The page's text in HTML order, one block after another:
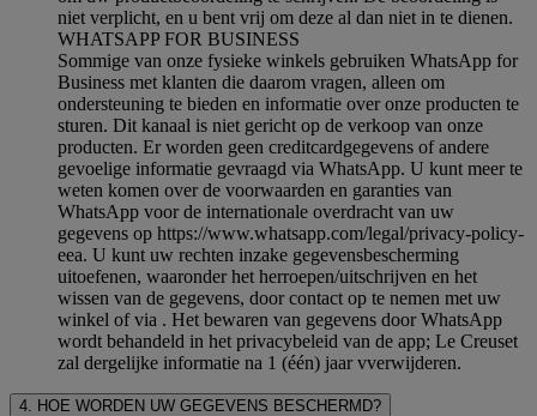
niet verplicht, en u bent vrij om deze al dan niet in te dienen.
WHATSAPP FOR BUSINESS
Sommige van onze fysieke winkels gebruiken WhatsApp for
Business met klanten die daarom vragen, alleen om
ondersteuning te bieden en informatie over onze producten te
sturen. Dit kanaal is niet gericht op de verkoop van onze
producten. Er worden geen creditcardgegevens of andere
gevoelige informatie gevraagd via WhatsApp. U kunt meer te
weten komen over de voorwaarden en garanties van
WhatsApp voor de internationale overdracht van uw
gegevens op https://www.whatsapp.com/legal/privacy-policy-
eea. U kunt uw rechten inzake gegevensbescherming
uitoefenen, waaronder het herroepen/uitschrijven en het
wissen van de gegevens, door contact op te nemen met uw
winkel of via . Het bewaren van gegevens door WhatsApp
wordt behandeld in het privacybeleid van de app; Le Creuset
zal dergelijke informatie na 1 (één) jaar vverwijderen.
4. HOE WORDEN UW GEGEVENS BESCHERMD?